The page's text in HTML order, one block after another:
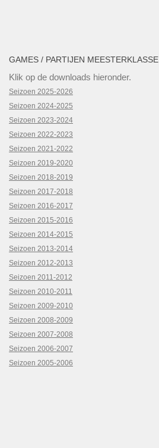
GAMES / PARTIJEN MEESTERKLASSE
Klik op de downloads hieronder.
Seizoen 2025-2026
Seizoen 2024-2025
Seizoen 2023-2024
Seizoen 2022-2023
Seizoen 2021-2022
Seizoen 2019-2020
Seizoen 2018-2019
Seizoen 2017-2018
Seizoen 2016-2017
Seizoen 2015-2016
Seizoen 2014-2015
Seizoen 2013-2014
Seizoen 2012-2013
Seizoen 2011-2012
Seizoen 2010-2011
Seizoen 2009-2010
Seizoen 2008-2009
Seizoen 2007-2008
Seizoen 2006-2007
Seizoen 2005-2006